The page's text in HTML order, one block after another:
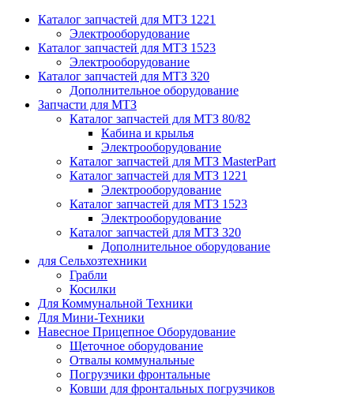
Каталог запчастей для МТЗ 1221
Электрооборудование
Каталог запчастей для МТЗ 1523
Электрооборудование
Каталог запчастей для МТЗ 320
Дополнительное оборудование
Запчасти для МТЗ
Каталог запчастей для МТЗ 80/82
Кабина и крылья
Электрооборудование
Каталог запчастей для МТЗ MasterPart
Каталог запчастей для МТЗ 1221
Электрооборудование
Каталог запчастей для МТЗ 1523
Электрооборудование
Каталог запчастей для МТЗ 320
Дополнительное оборудование
для Сельхозтехники
Грабли
Косилки
Для Коммунальной Техники
Для Мини-Техники
Навесное Прицепное Оборудование
Щеточное оборудование
Отвалы коммунальные
Погрузчики фронтальные
Ковши для фронтальных погрузчиков